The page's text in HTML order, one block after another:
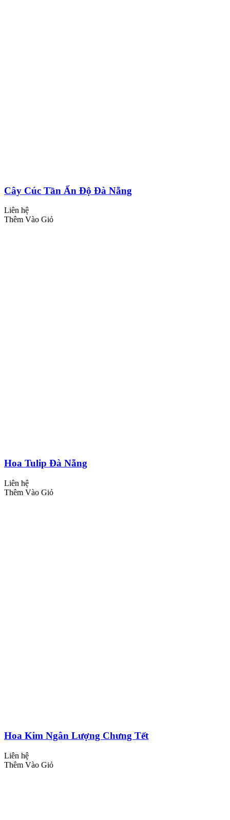
Cây Cúc Tần Ấn Độ Đà Nẵng
Liên hệ
Thêm Vào Giỏ
Hoa Tulip Đà Nẵng
Liên hệ
Thêm Vào Giỏ
Hoa Kim Ngân Lượng Chưng Tết
Liên hệ
Thêm Vào Giỏ